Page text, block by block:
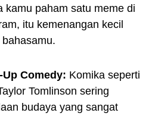
kamu paham satu meme di
itu kemenangan kecil
Comedy: Komika seperti
Tomlinson sering
budaya yang sangat